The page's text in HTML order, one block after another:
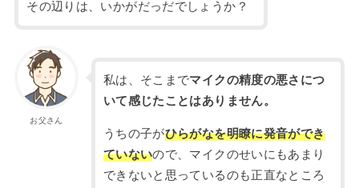
その辺りは、いかがだっだでしょうか？
お父さん
私は、そこまでマイクの精度の悪さにつ
いて感じたことはありません。
うちの子がひらがなを明瞭に発音ができ
ていないので、マイクのせいにもあまり
できないと思っているのも正直なところ